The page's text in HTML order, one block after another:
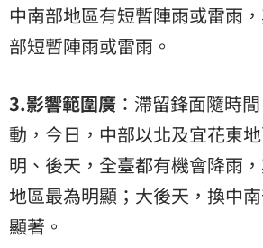
中南部地區有短暫陣雨或雷雨
部短暫陣雨或雷雨。
3.影響範圍廣 ：滯留鋒面隨時
動，今日，中部以北及宜花東
明、後天，全臺都有機會降雨
地區最為明顯；大後天，換中
顯著。